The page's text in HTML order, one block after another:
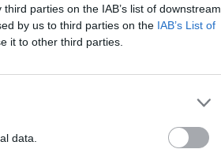
parties on the IAB’s list of downstream
by us to third parties on the IAB’s List of
it to other third parties.
data.